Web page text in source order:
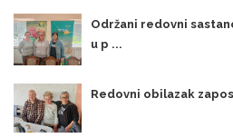
Održani redovni
u p ...
Redovni obilazak